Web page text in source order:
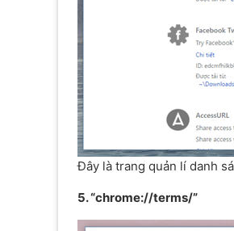
Đây là trang quản lí danh
5. “chrome://terms/”